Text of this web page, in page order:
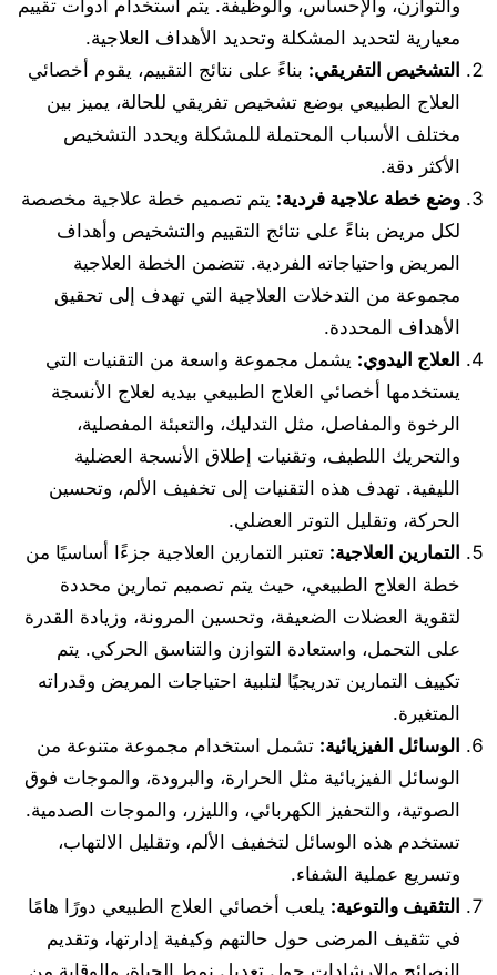
والتوازن، والإحساس، والوظيفة. يتم استخدام أدوات تقييم
معيارية لتحديد المشكلة وتحديد الأهداف العلاجية.
التشخيص التفريقي: بناءً على نتائج التقييم، يقوم أخصائي
العلاج الطبيعي بوضع تشخيص تفريقي للحالة، يميز بين
مختلف الأسباب المحتملة للمشكلة ويحدد التشخيص
الأكثر دقة.
وضع خطة علاجية فردية: يتم تصميم خطة علاجية مخصصة
لكل مريض بناءً على نتائج التقييم والتشخيص وأهداف
المريض واحتياجاته الفردية. تتضمن الخطة العلاجية
مجموعة من التدخلات العلاجية التي تهدف إلى تحقيق
الأهداف المحددة.
العلاج اليدوي: يشمل مجموعة واسعة من التقنيات التي
يستخدمها أخصائي العلاج الطبيعي بيديه لعلاج الأنسجة
الرخوة والمفاصل، مثل التدليك، والتعبئة المفصلية،
والتحريك اللطيف، وتقنيات إطلاق الأنسجة العضلية
الليفية. تهدف هذه التقنيات إلى تخفيف الألم، وتحسين
الحركة، وتقليل التوتر العضلي.
التمارين العلاجية: تعتبر التمارين العلاجية جزءًا أساسيًا من
خطة العلاج الطبيعي، حيث يتم تصميم تمارين محددة
لتقوية العضلات الضعيفة، وتحسين المرونة، وزيادة القدرة
على التحمل، واستعادة التوازن والتناسق الحركي. يتم
تكييف التمارين تدريجيًا لتلبية احتياجات المريض وقدراته
المتغيرة.
الوسائل الفيزيائية: تشمل استخدام مجموعة متنوعة من
الوسائل الفيزيائية مثل الحرارة، والبرودة، والموجات فوق
الصوتية، والتحفيز الكهربائي، والليزر، والموجات الصدمية.
تستخدم هذه الوسائل لتخفيف الألم، وتقليل الالتهاب،
وتسريع عملية الشفاء.
التثقيف والتوعية: يلعب أخصائي العلاج الطبيعي دورًا هامًا
في تثقيف المرضى حول حالتهم وكيفية إدارتها، وتقديم
النصائح والإرشادات حول تعديل نمط الحياة، والوقاية من